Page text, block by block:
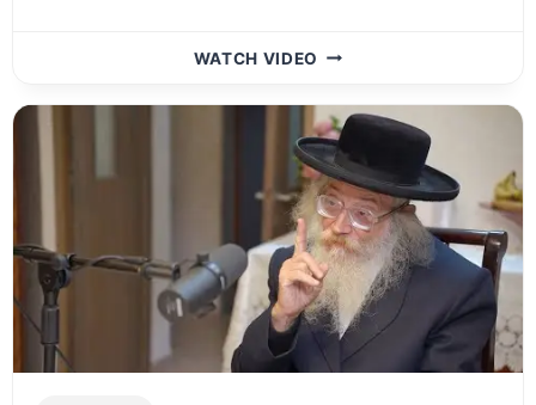
WATCH VIDEO #32:
CHIZKI
TURNHEIM
|
אידיש:
הבחור
החשוב
ר׳
חיזקי
טורנהיים